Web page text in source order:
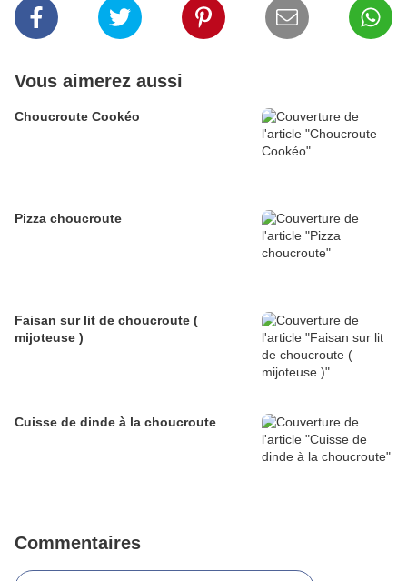
Vous aimerez aussi
Choucroute Cookéo
Pizza choucroute
Faisan sur lit de choucroute (
mijoteuse )
Cuisse de dinde à la choucroute
Commentaires